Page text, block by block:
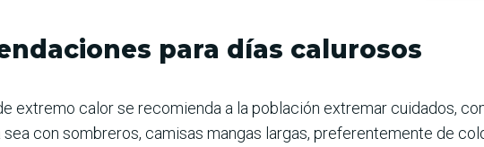
para días calurosos
extremo calor se recomienda a la población extremar cuidados,
con sombreros, camisas mangas largas, preferentemente de